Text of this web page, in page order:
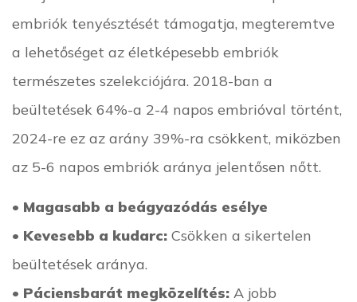
embriók tenyésztését támogatja, megteremtve
a lehetőséget az életképesebb embriók
természetes szelekciójára. 2018-ban a
beültetések 64%-a 2-4 napos embrióval történt,
2024-re ez az arány 39%-ra csökkent, miközben
az 5-6 napos embriók aránya jelentősen nőtt.
• Magasabb a beágyazódás esélye
• Kevesebb a kudarc: Csökken a sikertelen
beültetések aránya.
• Páciensbarát megközelítés: A jobb